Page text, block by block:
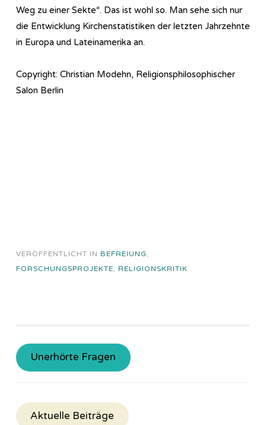
Weg zu einer Sekte“. Das ist wohl so. Man sehe sich nur
die Entwicklung Kirchenstatistiken der letzten Jahrzehnte
in Europa und Lateinamerika an.
Copyright: Christian Modehn, Religionsphilosophischer
Salon Berlin
VERÖFFENTLICHT IN BEFREIUNG,
FORSCHUNGSPROJEKTE, RELIGIONSKRITIK
Unerhörte Fragen
Aktuelle Beiträge